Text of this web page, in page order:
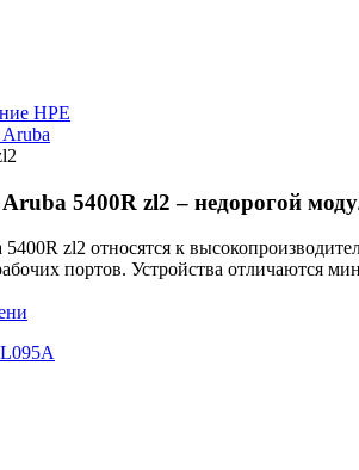
HPE
5400R zl2 – недорогой
zl2 относятся к
портов. Устройства отличаются